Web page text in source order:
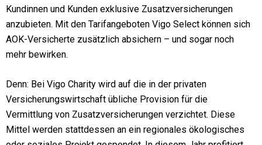
Kundinnen und Kunden exklusive Zusatzversicherungen
anzubieten. Mit den Tarifangeboten Vigo Select können sich
AOK-Versicherte zusätzlich absichern – und sogar noch
mehr bewirken.
Denn: Bei Vigo Charity wird auf die in der privaten
Versicherungswirtschaft übliche Provision für die
Vermittlung von Zusatzversicherungen verzichtet. Diese
Mittel werden stattdessen an ein regionales ökologisches